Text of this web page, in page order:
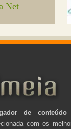
Net
de conteúdo
com os